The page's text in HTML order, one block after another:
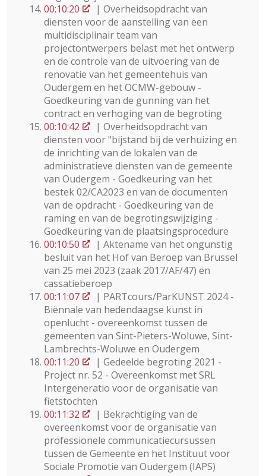
00:10:20
| Overheidsopdracht van
diensten voor de aanstelling van een
multidisciplinair team van
projectontwerpers belast met het ontwerp
en de controle van de uitvoering van de
renovatie van het gemeentehuis van
Oudergem en het OCMW-gebouw -
Goedkeuring van de gunning van het
contract en verhoging van de begroting
00:10:42
| Overheidsopdracht van
diensten voor "bijstand bij de verhuizing en
de inrichting van de lokalen van de
administratieve diensten van de gemeente
van Oudergem - Goedkeuring van het
bestek 02/CA2023 en van de documenten
van de opdracht - Goedkeuring van de
raming en van de begrotingswijziging -
Goedkeuring van de plaatsingsprocedure
00:10:50
| Aktename van het ongunstig
besluit van het Hof van Beroep van Brussel
van 25 mei 2023 (zaak 2017/AF/47) en
cassatieberoep
00:11:07
| PARTcours/ParKUNST 2024 -
Biënnale van hedendaagse kunst in
openlucht - overeenkomst tussen de
gemeenten van Sint-Pieters-Woluwe, Sint-
Lambrechts-Woluwe en Oudergem
00:11:20
| Gedeelde begroting 2021 -
Project nr. 52 - Overeenkomst met SRL
Intergeneratio voor de organisatie van
fietstochten
00:11:32
| Bekrachtiging van de
overeenkomst voor de organisatie van
professionele communicatiecursussen
tussen de Gemeente en het Instituut voor
Sociale Promotie van Oudergem (IAPS)